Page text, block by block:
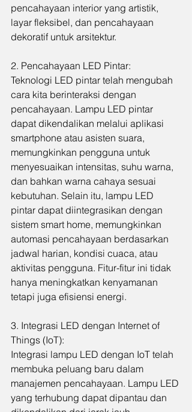
pencahayaan interior yang artistik,
layar fleksibel, dan pencahayaan
dekoratif untuk arsitektur.
2. Pencahayaan LED Pintar:
Teknologi LED pintar telah mengubah
cara kita berinteraksi dengan
pencahayaan. Lampu LED pintar
dapat dikendalikan melalui aplikasi
smartphone atau asisten suara,
memungkinkan pengguna untuk
menyesuaikan intensitas, suhu warna,
dan bahkan warna cahaya sesuai
kebutuhan. Selain itu, lampu LED
pintar dapat diintegrasikan dengan
sistem smart home, memungkinkan
automasi pencahayaan berdasarkan
jadwal harian, kondisi cuaca, atau
aktivitas pengguna. Fitur-fitur ini tidak
hanya meningkatkan kenyamanan
tetapi juga efisiensi energi.
3. Integrasi LED dengan Internet of
Things (IoT):
Integrasi lampu LED dengan IoT telah
membuka peluang baru dalam
manajemen pencahayaan. Lampu LED
yang terhubung dapat dipantau dan